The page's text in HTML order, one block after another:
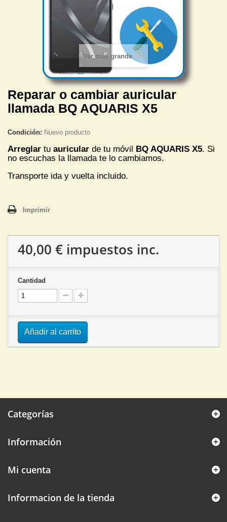
Ver más grande
Reparar o cambiar auricular
llamada BQ AQUARIS X5
Condición: Nuevo producto
Arreglar tu auricular de tu móvil BQ AQUARIS X5. Si
no escuchas la llamada te lo cambiamos.
Transporte ida y vuelta incluido.
Imprimir
40,00 € impuestos inc.
Cantidad
Añadir al carrito
Categorías
Información
Mi cuenta
Informacion de la tienda